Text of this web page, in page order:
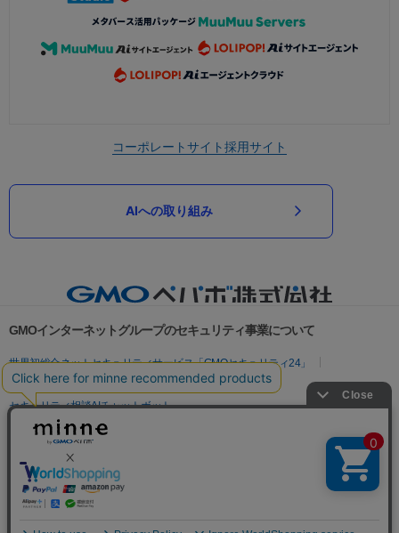
コーポレートサイト採用サイト
AIへの取り組み
GMOインターネットグループのセキュリティ事業について
世界初総合ネットセキュリティサービス「GMOセキュリティ24」
パスワード漏洩診断
Webサイトリスク診断
セキュリティ相談AIチャットボット
実在証明・盗聴対策
サイバー攻撃対策（GMO Flatt Security）
セキュリティ事業の軌跡